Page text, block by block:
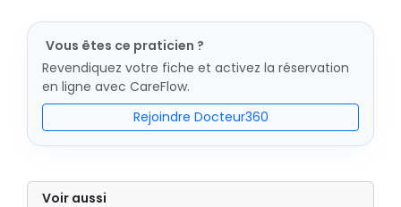
Vous êtes ce praticien ?
Revendiquez votre fiche et activez la réservation
en ligne avec CareFlow.
Rejoindre Docteur360
Voir aussi